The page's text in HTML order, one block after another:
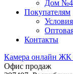
Дом
Покупателям
Контакты
Камера онлайн
Офис продаж